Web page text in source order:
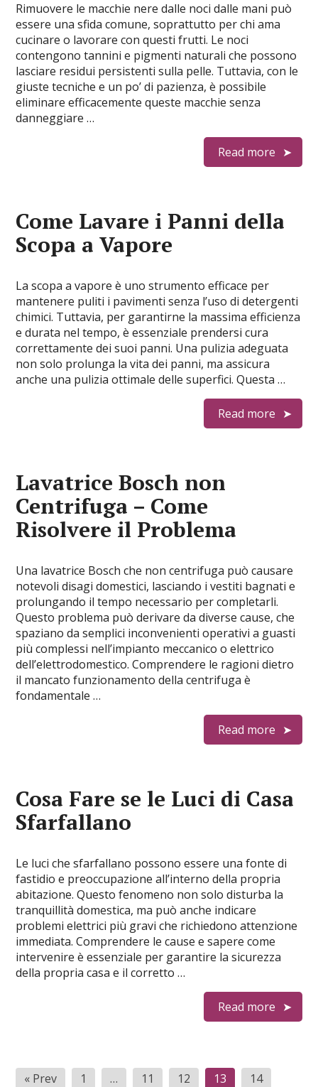
Rimuovere le macchie nere dalle noci dalle mani può
essere una sfida comune, soprattutto per chi ama
cucinare o lavorare con questi frutti. Le noci
contengono tannini e pigmenti naturali che possono
lasciare residui persistenti sulla pelle. Tuttavia, con le
giuste tecniche e un po’ di pazienza, è possibile
eliminare efficacemente queste macchie senza
danneggiare …
Read more
Come Lavare i Panni della
Scopa a Vapore​
La scopa a vapore è uno strumento efficace per
mantenere puliti i pavimenti senza l’uso di detergenti
chimici. Tuttavia, per garantirne la massima efficienza
e durata nel tempo, è essenziale prendersi cura
correttamente dei suoi panni. Una pulizia adeguata
non solo prolunga la vita dei panni, ma assicura
anche una pulizia ottimale delle superfici. Questa …
Read more
Lavatrice Bosch non
Centrifuga – Come
Risolvere il Problema
Una lavatrice Bosch che non centrifuga può causare
notevoli disagi domestici, lasciando i vestiti bagnati e
prolungando il tempo necessario per completarli.
Questo problema può derivare da diverse cause, che
spaziano da semplici inconvenienti operativi a guasti
più complessi nell’impianto meccanico o elettrico
dell’elettrodomestico. Comprendere le ragioni dietro
il mancato funzionamento della centrifuga è
fondamentale …
Read more
Cosa Fare se le Luci di Casa
Sfarfallano
Le luci che sfarfallano possono essere una fonte di
fastidio e preoccupazione all’interno della propria
abitazione. Questo fenomeno non solo disturba la
tranquillità domestica, ma può anche indicare
problemi elettrici più gravi che richiedono attenzione
immediata. Comprendere le cause e sapere come
intervenire è essenziale per garantire la sicurezza
della propria casa e il corretto …
Read more
Paginazione
« Prev 1 … 11 12 13 14